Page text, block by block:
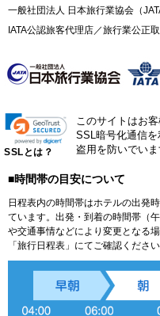
一般社団法人 日本旅行業協会（
IATA公認旅客代理店／旅行業公正
SSLとは？
このサイトはお
SSL暗号化通信
盗用を防いでいま
■時間帯の目安について
日程表内の時間帯はホテルの出発
ています。出発・到着の時間帯（
や交通事情などにより変更となる
「旅行日程表」にてご確認ください